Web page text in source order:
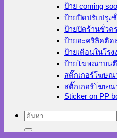
ป้าย coming
ป้ายปิดปรับปรุง
ป้ายปิดร้านชั่วค
ป้ายอะคริลิคติด
ป้ายเตือนในโรง
ป้ายโฆษณาบน
สติ๊กเกอร์โฆษณ
สติ๊กเกอร์โฆษณ
Sticker on PP
ค้นหา: